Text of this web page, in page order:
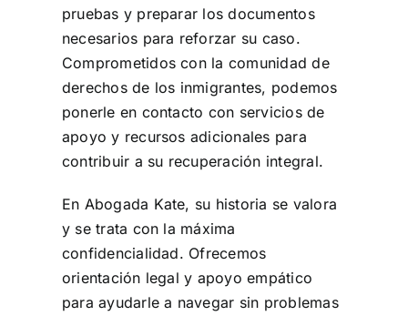
pruebas y preparar los documentos
necesarios para reforzar su caso.
Comprometidos con la comunidad de
derechos de los inmigrantes, podemos
ponerle en contacto con servicios de
apoyo y recursos adicionales para
contribuir a su recuperación integral.
En Abogada Kate, su historia se valora
y se trata con la máxima
confidencialidad. Ofrecemos
orientación legal y apoyo empático
para ayudarle a navegar sin problemas